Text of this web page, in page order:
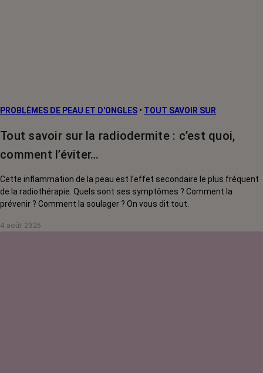
PROBLÈMES DE PEAU ET D'ONGLES • TOUT SAVOIR SUR
Tout savoir sur la radiodermite : c’est quoi,
comment l’éviter…
Cette inflammation de la peau est l’effet secondaire le plus fréquent
de la radiothérapie. Quels sont ses symptômes ? Comment la
prévenir ? Comment la soulager ? On vous dit tout.
4 août 2026